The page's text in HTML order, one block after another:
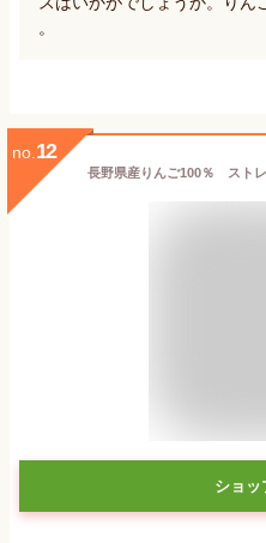
。
no. 12
ショッ